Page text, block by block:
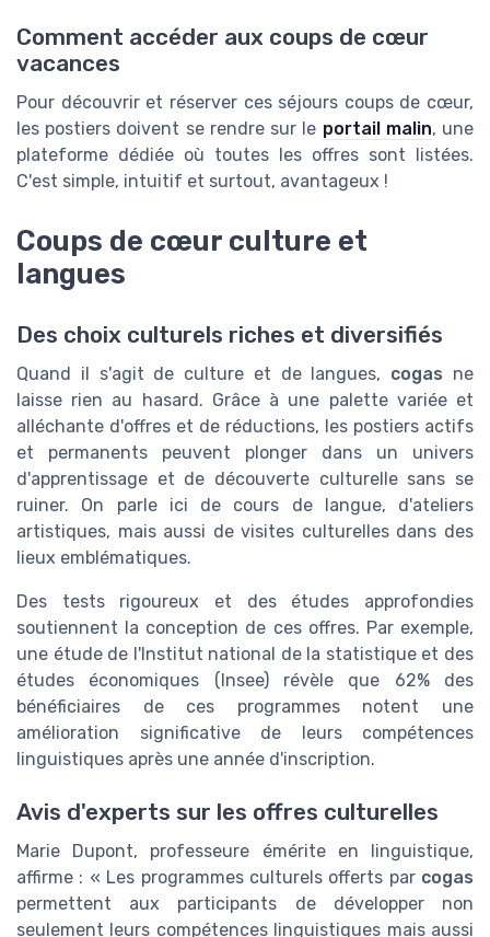
Comment accéder aux coups de cœur
vacances
Pour découvrir et réserver ces séjours coups de cœur,
les postiers doivent se rendre sur le portail malin, une
plateforme dédiée où toutes les offres sont listées.
C'est simple, intuitif et surtout, avantageux !
Coups de cœur culture et
langues
Des choix culturels riches et diversifiés
Quand il s'agit de culture et de langues, cogas ne
laisse rien au hasard. Grâce à une palette variée et
alléchante d'offres et de réductions, les postiers actifs
et permanents peuvent plonger dans un univers
d'apprentissage et de découverte culturelle sans se
ruiner. On parle ici de cours de langue, d'ateliers
artistiques, mais aussi de visites culturelles dans des
lieux emblématiques.
Des tests rigoureux et des études approfondies
soutiennent la conception de ces offres. Par exemple,
une étude de l'Institut national de la statistique et des
études économiques (Insee) révèle que 62% des
bénéficiaires de ces programmes notent une
amélioration significative de leurs compétences
linguistiques après une année d'inscription.
Avis d'experts sur les offres culturelles
Marie Dupont, professeure émérite en linguistique,
affirme : « Les programmes culturels offerts par cogas
permettent aux participants de développer non
seulement leurs compétences linguistiques mais aussi